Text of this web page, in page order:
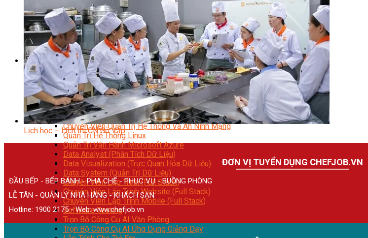
Sửa Chữa Điện Lạnh Dân Dụng
Chuyên Viên Chẩn Đoán ECU
Kỹ Thuật Viên Đại Tu Hộp Số Tự Động Chuyên Sâu
Kỹ Thuật Quấn Dây Và Sửa Chữa Máy Điện
Thiết Kế Lắp Đặt Hệ Thống Điện Năng Lượng Mặt Trời
Kỹ Thuật Viên Điện Tử Chuyên Ngành Điện – Điện Lạnh Dân Dụng
Ngành Khác
Quản Trị & Phát Triển Doanh Nghiệp
Giám Đốc Nhân Sự Chuyên Nghiệp
Quản Lý Cấp Trung Chuyên Nghiệp
Công Nghệ Thông Tin
Chuyên Viên Quản Trị Vận Hành Hệ Thống
An Ninh Mạng (Network Security)
Chuyên Viên Quản Trị Hệ Thống Và An Ninh Mạng
Quản Trị Hệ Thống Linux
Quản Trị Vận Hành Microsoft Azure
Data Analyst (Phân Tích Dữ Liệu)
Data Visualization (Trực Quan Hóa Dữ Liệu)
Data System (Quản Trị Dữ Liệu)
Chuyên Viên Lập Trình (Full Stack)
Chuyên Viên Lập Trình Website (Full Stack)
Chuyên Viên Lập Trình Mobile (Full Stack)
Software Testing
Trọn Bộ Công Cụ AI Văn Phòng
Trọn Bộ Công Cụ AI Ứng Dụng Giảng Dạy
Lịch học – Lịch thi CN Gò Vấp
ĐƠN VỊ TUYỂN DỤNG CHEFJOB.VN
ĐẦU BẾP - BẾP BÁNH - PHA CHẾ - PHỤC VỤ - BUỒNG PHÒNG
LỄ TÂN - QUẢN LÝ NHÀ HÀNG - KHÁCH SẠN
Hotline: 1900 2175 - Web:www.chefjob.vn